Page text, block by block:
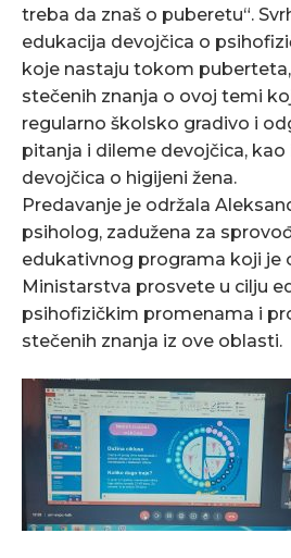
treba da znaš o puberetu“.
edukacija devojčica o
koje nastaju tokom
stečenih znanja o ovoj temi
regularno školsko gradivo i
pitanja i dileme devojčica, kao
devojčica o higijeni žena.
Predavanje je održala
psiholog, zadužena za
edukativnog programa koji je
Ministarstva prosvete u cilju
psihofizičkim promenama i
stečenih znanja iz ove oblasti.